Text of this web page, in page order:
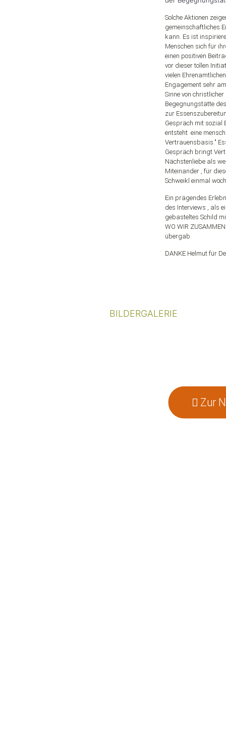
Solche Aktionen
gemeinschaftliches
kann. Es ist
Menschen sich für
einen positiven
vor dieser tollen
vielen
Engagement sehr
Sinne von
Begegnungstätte
zur
Gespräch mit sozial
entsteht eine
Vertrauensbasis."
Gespräch bringt
Nächstenliebe als
Miteinander , für
Schweikl einmal
Ein prägendes
des Interviews , als
gebasteltes Schild
WO WIR
übergab.
DANKE Helmut für
BILDERGALERIE
Zur